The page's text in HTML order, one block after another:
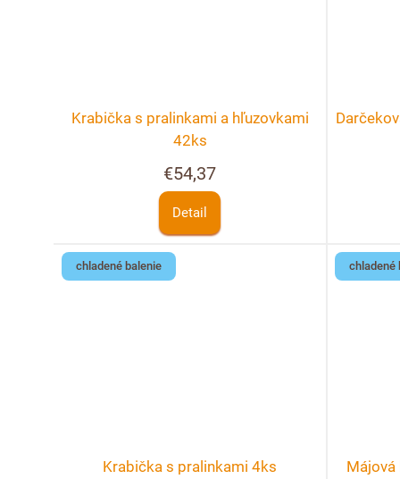
Krabička s pralinkami a hľuzovkami
42ks
€54,37
Detail
chladené balenie
Krabička s pralinkami 4ks
chladené